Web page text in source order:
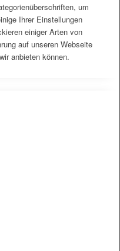
um
Ihrer Einstellungen
einiger Arten von
auf unseren Webseite
anbieten können.